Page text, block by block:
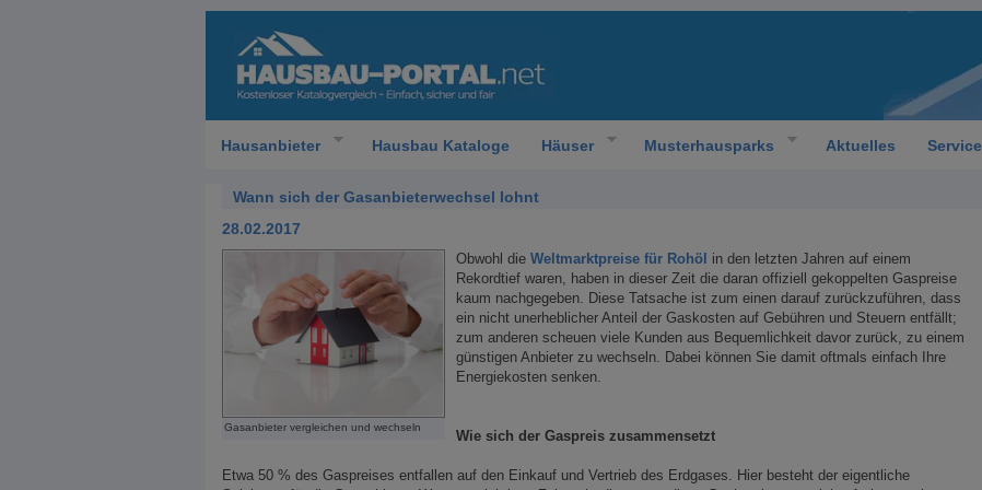
Hausanbieter Hausbau Kataloge Häuser Musterhausparks Aktuelles Service
Wann sich der Gasanbieterwechsel lohnt
28.02.2017
Gasanbieter vergleichen und wechseln
Obwohl die Weltmarktpreise für Rohöl in den letzten Jahren auf einem
Rekordtief waren, haben in dieser Zeit die daran offiziell gekoppelten Gaspreise
kaum nachgegeben. Diese Tatsache ist zum einen darauf zurückzuführen, dass
ein nicht unerheblicher Anteil der Gaskosten auf Gebühren und Steuern entfällt;
zum anderen scheuen viele Kunden aus Bequemlichkeit davor zurück, zu einem
günstigen Anbieter zu wechseln. Dabei können Sie damit oftmals einfach Ihre
Energiekosten senken.
Wie sich der Gaspreis zusammensetzt
Etwa 50 % des Gaspreises entfallen auf den Einkauf und Vertrieb des Erdgases. Hier besteht der eigentliche